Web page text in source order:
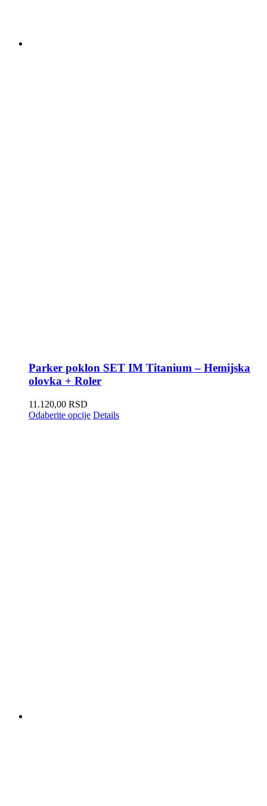
Parker poklon SET IM Titanium – Hemijska
olovka + Roler
11.120,00 RSD
Odaberite opcije Details